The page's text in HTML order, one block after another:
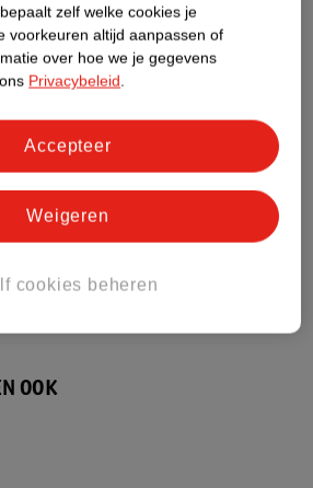
OOK
zelf welke cookies je
voorkeuren altijd aanpassen of
over hoe we je gegevens
Privacybeleid.
cookies beheren
Weigeren
Accepteer